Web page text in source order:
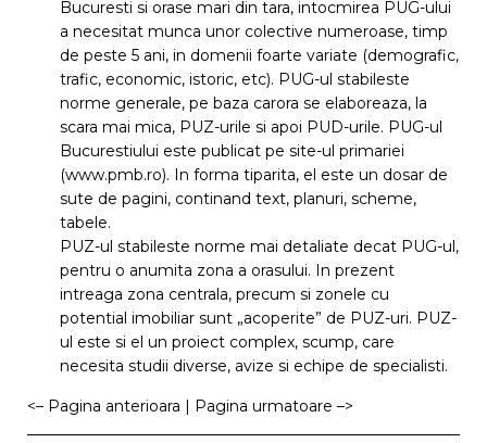
Bucuresti si orase mari din tara, intocmirea PUG-ului
a necesitat munca unor colective numeroase, timp
de peste 5 ani, in domenii foarte variate (demografic,
trafic, economic, istoric, etc). PUG-ul stabileste
norme generale, pe baza carora se elaboreaza, la
scara mai mica, PUZ-urile si apoi PUD-urile. PUG-ul
Bucurestiului este publicat pe site-ul primariei
(www.pmb.ro). In forma tiparita, el este un dosar de
sute de pagini, continand text, planuri, scheme,
tabele.
PUZ-ul stabileste norme mai detaliate decat PUG-ul,
pentru o anumita zona a orasului. In prezent
intreaga zona centrala, precum si zonele cu
potential imobiliar sunt „acoperite” de PUZ-uri. PUZ-
ul este si el un proiect complex, scump, care
necesita studii diverse, avize si echipe de specialisti.
<– Pagina anterioara | Pagina urmatoare –>